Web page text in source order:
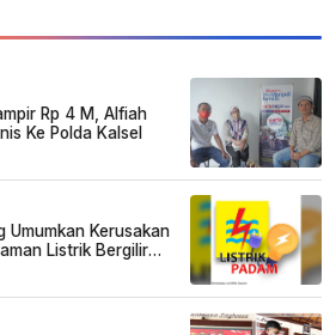
Rp 4 M, Alfiah
Ke Polda Kalsel
Umumkan Kerusakan
Listrik Bergilir